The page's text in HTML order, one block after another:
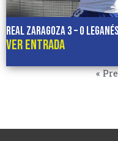
REAL ZARAGOZA 3 – 0
VER ENTRADA
«